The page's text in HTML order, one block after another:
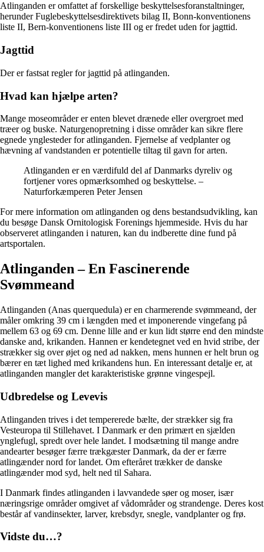
Atlinganden er omfattet af forskellige beskyttelsesforanstaltninger,
herunder Fuglebeskyttelsesdirektivets bilag II, Bonn-konventionens
liste II, Bern-konventionens liste III og er fredet uden for jagttid.
Jagttid
Der er fastsat regler for jagttid på atlinganden.
Hvad kan hjælpe arten?
Mange moseområder er enten blevet drænede eller overgroet med
træer og buske. Naturgenopretning i disse områder kan sikre flere
egnede ynglesteder for atlinganden. Fjernelse af vedplanter og
hævning af vandstanden er potentielle tiltag til gavn for arten.
Atlinganden er en værdifuld del af Danmarks dyreliv og
fortjener vores opmærksomhed og beskyttelse. –
Naturforkæmperen Peter Jensen
For mere information om atlinganden og dens bestandsudvikling, kan
du besøge Dansk Ornitologisk Forenings hjemmeside. Hvis du har
observeret atlinganden i naturen, kan du indberette dine fund på
artsportalen.
Atlinganden – En Fascinerende
Svømmeand
Atlinganden (Anas querquedula) er en charmerende svømmeand, der
måler omkring 39 cm i længden med et imponerende vingefang på
mellem 63 og 69 cm. Denne lille and er kun lidt større end den mindste
danske and, krikanden. Hannen er kendetegnet ved en hvid stribe, der
strækker sig over øjet og ned ad nakken, mens hunnen er helt brun og
bærer en tæt lighed med krikandens hun. En interessant detalje er, at
atlinganden mangler det karakteristiske grønne vingespejl.
Udbredelse og Levevis
Atlinganden trives i det tempererede bælte, der strækker sig fra
Vesteuropa til Stillehavet. I Danmark er den primært en sjælden
ynglefugl, spredt over hele landet. I modsætning til mange andre
andearter besøger færre trækgæster Danmark, da der er færre
atlingænder nord for landet. Om efteråret trækker de danske
atlingænder mod syd, helt ned til Sahara.
I Danmark findes atlinganden i lavvandede søer og moser, især
næringsrige områder omgivet af vådområder og strandenge. Deres kost
består af vandinsekter, larver, krebsdyr, snegle, vandplanter og frø.
Vidste du…?